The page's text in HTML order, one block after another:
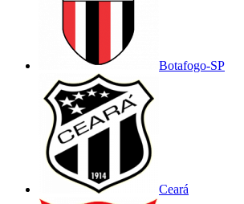
Botafogo-SP
Ceará